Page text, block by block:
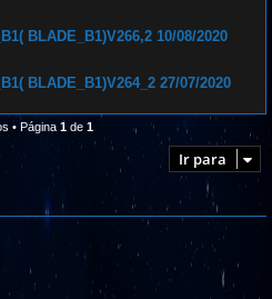
BLADE_B1)V266,2 10/08/2020
BLADE_B1)V264_2 27/07/2020
• Página 1 de 1
Ir para